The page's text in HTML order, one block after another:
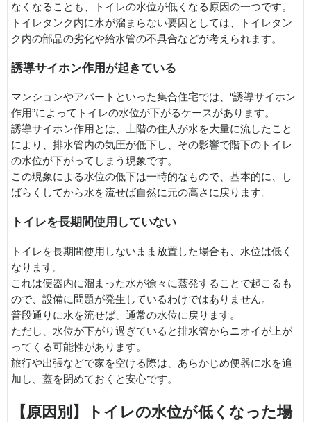
なくなることも、トイレの水位が低くなる原因の一つです。
トイレタンク内に水が溜まらない要因としては、トイレタン
ク内の部品の劣化や給水管の不具合などが考えられます。
誘導サイホン作用が起きている
マンションやアパートといった集合住宅では、“誘導サイホン
作用”によってトイレの水位が下がるケースがあります。
誘導サイホン作用とは、上階の住人が水を大量に流したこと
により、排水管内の気圧が低下し、その影響で階下のトイレ
の水位が下がってしまう現象です。
この現象による水位の低下は一時的なもので、基本的に、し
ばらくしてから水を流せば自然に元の高さに戻ります。
トイレを長期間使用していない
トイレを長期間使用しないまま放置した場合も、水位は低く
なります。
これは便器内に溜まった水が徐々に蒸発することで起こるも
ので、設備に問題が発生しているわけではありません。
普段通りに水を流せば、通常の水位に戻ります。
ただし、水位が下がり過ぎていると排水管からニオイが上が
ってくる可能性があります。
旅行や出張などで家を空ける際は、あらかじめ便器に水を追
加し、蓋を閉めておくと安心です。
【原因別】トイレの水位が低くなった場